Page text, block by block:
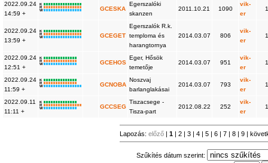
2022.09.24
14:59 +
K
R
W
GCESKA
Egerszalóki
skanzen
2011.10.21 1090
vik-
er
2022.09.24
13:59 +
K
R
W
GCEGET
Egerszalók R.k.
temploma és
harangtornya
2014.03.07 806
vik-
er
2022.09.24
12:51 +
K
R
W
GCEHOS
Eger, Hősök
temetője
2014.03.07 951
vik-
er
2022.09.24
11:59 +
K
R
W
GCNOBA
Noszvaj
barlanglakásai
2014.03.07 793
vik-
er
2022.09.11
11:11 +
K
R
W
GCCSEG
Tiszacsege -
Tisza-part
2012.08.22 252
vik-
er
Lapozás:előző |1 | 2 | 3 | 4 | 5 | 6 | 7 | 8 | 9 |
Szűkítés dátum szerint: